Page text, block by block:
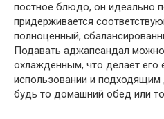
постное блюдо, он идеально
придерживается
полноценный,
Подавать аджапсандал
охлажденным, что делает его
использовании и подходящим
будь то домашний обед или